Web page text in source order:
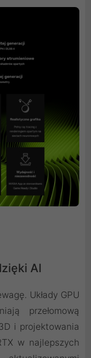
AI
Układy GPU
przełomową
i projektowania
w najlepszych